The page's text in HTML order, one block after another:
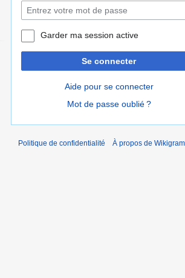
Garder ma session active
Se connecter
Aide pour se connecter
Mot de passe oublié ?
Politique de confidentialité À propos de Wikigram